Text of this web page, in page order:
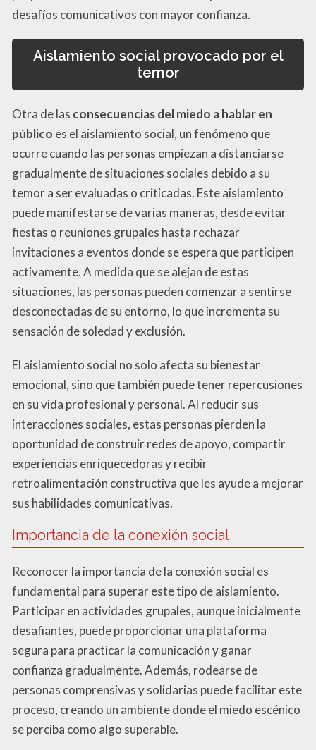
desafíos comunicativos con mayor confianza.
Aislamiento social provocado por el
temor
Otra de las consecuencias del miedo a hablar en
público es el aislamiento social, un fenómeno que
ocurre cuando las personas empiezan a distanciarse
gradualmente de situaciones sociales debido a su
temor a ser evaluadas o criticadas. Este aislamiento
puede manifestarse de varias maneras, desde evitar
fiestas o reuniones grupales hasta rechazar
invitaciones a eventos donde se espera que participen
activamente. A medida que se alejan de estas
situaciones, las personas pueden comenzar a sentirse
desconectadas de su entorno, lo que incrementa su
sensación de soledad y exclusión.
El aislamiento social no solo afecta su bienestar
emocional, sino que también puede tener repercusiones
en su vida profesional y personal. Al reducir sus
interacciones sociales, estas personas pierden la
oportunidad de construir redes de apoyo, compartir
experiencias enriquecedoras y recibir
retroalimentación constructiva que les ayude a mejorar
sus habilidades comunicativas.
Importancia de la conexión social
Reconocer la importancia de la conexión social es
fundamental para superar este tipo de aislamiento.
Participar en actividades grupales, aunque inicialmente
desafiantes, puede proporcionar una plataforma
segura para practicar la comunicación y ganar
confianza gradualmente. Además, rodearse de
personas comprensivas y solidarias puede facilitar este
proceso, creando un ambiente donde el miedo escénico
se perciba como algo superable.